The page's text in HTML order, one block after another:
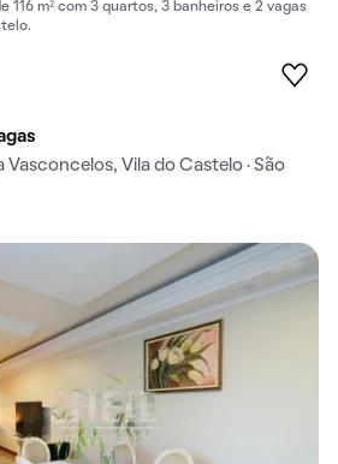
116 m² com 3 quartos, 3 banheiros e 2 vagas
Vasconcelos, Vila do Castelo · São